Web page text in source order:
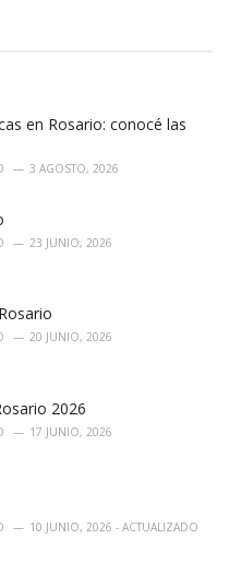
en Rosario: conocé las
3 AGOSTO, 2026
23 JUNIO, 2026
20 JUNIO, 2026
2026
17 JUNIO, 2026
10 JUNIO, 2026 - ACTUALIZADO